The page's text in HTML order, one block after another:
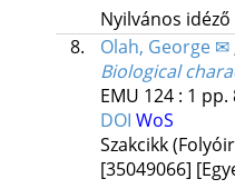
Nyilvános
8.
Olah, George ✉
Biological
EMU 124: 1 pp.
DOI WoS
Szakcikk
[35049066]